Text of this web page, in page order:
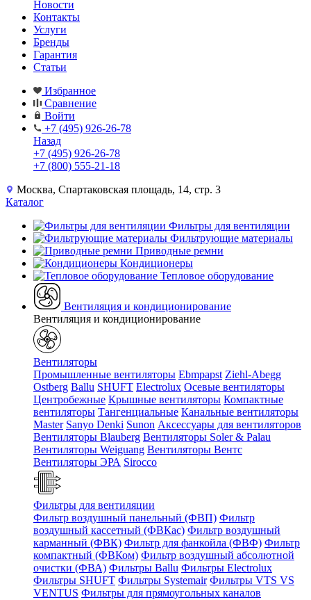
Новости
Контакты
Услуги
Бренды
Гарантия
Статьи
Избранное
Сравнение
Войти
+7 (495) 926-26-78
Назад
+7 (495) 926-26-78
+7 (800) 555-21-18
Москва, Спартаковская площадь, 14, стр. 3
Каталог
Фильтры для вентиляции
Фильтрующие материалы
Приводные ремни
Кондиционеры
Тепловое оборудование
Вентиляция и кондиционирование
Вентиляция и кондиционирование
Вентиляторы
Промышленные вентиляторы Ebmpapst Ziehl-Abegg
Ostberg Ballu SHUFT Electrolux Осевые вентиляторы
Центробежные Крышные вентиляторы Компактные
вентиляторы Тангенциальные Канальные вентиляторы
Master Sanyo Denki Sunon Аксессуары для вентиляторов
Вентиляторы Blauberg Вентиляторы Soler & Palau
Вентиляторы Weiguang Вентиляторы Вентс
Вентиляторы ЭРА Sirocco
Фильтры для вентиляции
Фильтр воздушный панельный (ФВП) Фильтр
воздушный кассетный (ФВКас) Фильтр воздушный
карманный (ФВК) Фильтр для фанкойла (ФВФ) Фильтр
компактный (ФВКом) Фильтр воздушный абсолютной
очистки (ФВА) Фильтры Ballu Фильтры Electrolux
Фильтры SHUFT Фильтры Systemair Фильтры VTS VS
VENTUS Фильтры для прямоугольных каналов